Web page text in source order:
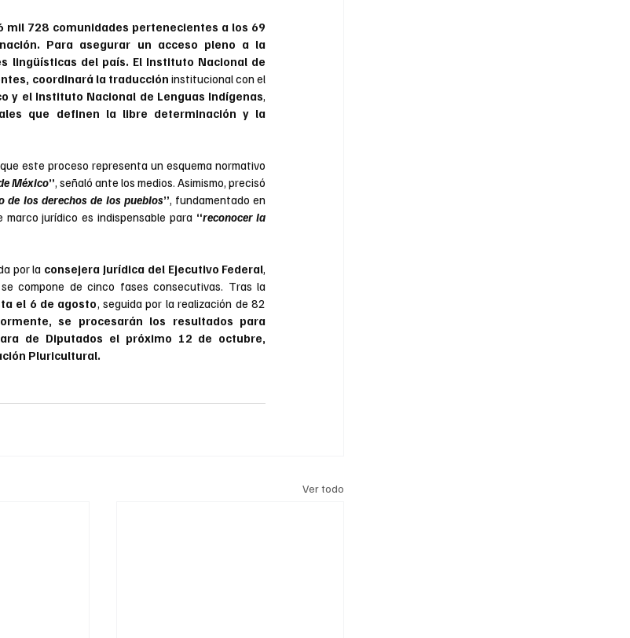
728 comunidades pertenecientes a los 69
Para asegurar un acceso pleno a la
lingüísticas del país. El Instituto Nacional de
coordinará la traducción institucional con el
y el Instituto Nacional de Lenguas Indígenas,
que definen la libre determinación y la
este proceso representa un esquema normativo
México”, señaló ante los medios. Asimismo, precisó
de los derechos de los pueblos”, fundamentado en
jurídico es indispensable para “reconocer la
por la consejera Jurídica del Ejecutivo Federal
compone de cinco fases consecutivas. Tras la
el 6 de agosto, seguida por la realización de 82
se procesarán los resultados para
de Diputados el próximo 12 de octubre,
Pluricultural.
Ver todo